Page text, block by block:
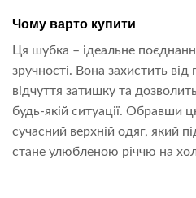
Чому варто купити
Ця шубка – ідеальне
зручності. Вона захистить
відчуття затишку та
будь-якій ситуації. Обравши
сучасний верхній одяг, який
стане улюбленою річчю на